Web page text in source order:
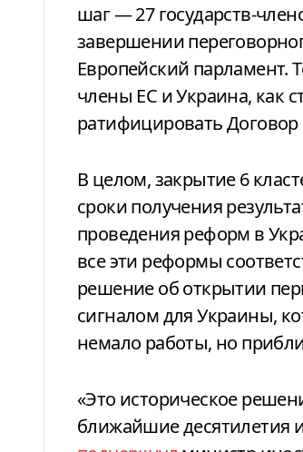
шаг — 27 государств-
завершении
Европейский парламент.
члены ЕС и Украина, как
ратифицировать
В целом, закрытие 6
сроки получения
проведения реформ в
все эти реформы
решение об открытии
сигналом для Украины,
немало работы, но
«Это историческое
ближайшие десятилетия